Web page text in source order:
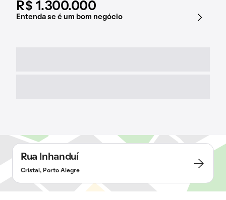
R$ 1.300.000
Entenda se é um bom negócio
Rua Inhanduí
Cristal, Porto Alegre